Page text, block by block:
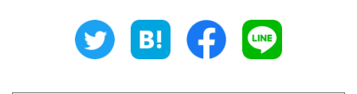
1,600円 三重県